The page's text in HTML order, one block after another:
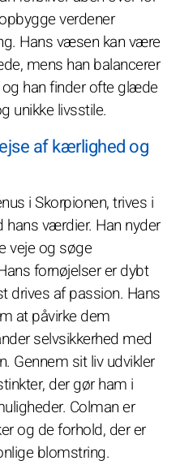
verdener
Hans væsen kan være
mens han balancerer
han finder ofte glæde
unikke livsstile.
af kærlighed og
i Skorpionen, trives i
hans værdier. Han nyder
veje og søge
fornøjelser er dybt
af passion. Hans
at påvirke dem
selvsikkerhed med
Gennem sit liv udvikler
der gør ham i
Colman er
og de forhold, der er
blomstring.